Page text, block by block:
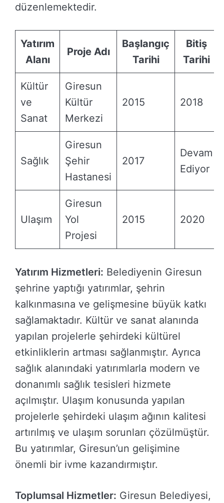
düzenlemektedir.
Yatırım
Alanı
Proje Adı
Başlangıç
Tarihi
Bitiş
Tarihi
Kültür
ve
Sanat
Giresun
Kültür
Merkezi
2015 2018
Sağlık
Giresun
Şehir
Hastanesi
2017
Devam
Ediyor
Ulaşım
Giresun
Yol
Projesi
2015 2020
Yatırım Hizmetleri: Belediyenin Giresun
şehrine yaptığı yatırımlar, şehrin
kalkınmasına ve gelişmesine büyük katkı
sağlamaktadır. Kültür ve sanat alanında
yapılan projelerle şehirdeki kültürel
etkinliklerin artması sağlanmıştır. Ayrıca
sağlık alanındaki yatırımlarla modern ve
donanımlı sağlık tesisleri hizmete
açılmıştır. Ulaşım konusunda yapılan
projelerle şehirdeki ulaşım ağının kalitesi
artırılmış ve ulaşım sorunları çözülmüştür.
Bu yatırımlar, Giresun’un gelişimine
önemli bir ivme kazandırmıştır.
Toplumsal Hizmetler: Giresun Belediyesi,